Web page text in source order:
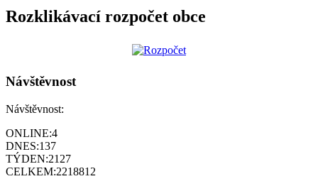
Rozklikávací rozpočet obce
Návštěvnost
Návštěvnost:
ONLINE:4
DNES:137
TÝDEN:2127
CELKEM:2218812